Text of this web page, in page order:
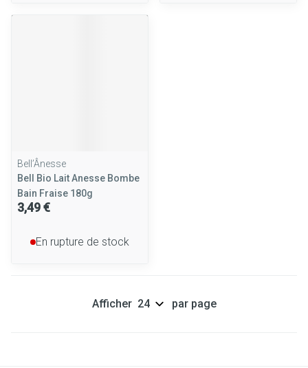
Bell’Ânesse
Bell Bio Lait Anesse Bombe
Bain Fraise 180g
3,49 €
En rupture de stock
Afficher par page